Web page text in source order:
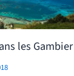
les Gambier